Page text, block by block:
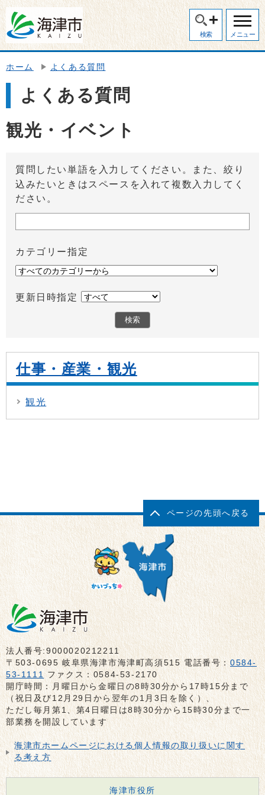
検索 メニュー
ホーム よくある質問
よくある質問
観光・イベント
質問したい単語を入力してください。また、絞り
込みたいときはスペースを入れて複数入力してく
ださい。
カテゴリー指定
更新日時指定
仕事・産業・観光
観光
ページの先頭へ戻る
法人番号:9000020212211
〒503-0695 岐阜県海津市海津町高須515 電話番号：0584-
53-1111 ファクス：0584-53-2170
開庁時間：月曜日から金曜日の8時30分から17時15分まで
（祝日及び12月29日から翌年の1月3日を除く）、
ただし毎月第1、第4日曜日は8時30分から15時30分まで一
部業務を開設しています
海津市ホームページにおける個人情報の取り扱いに関す
る考え方
海津市役所